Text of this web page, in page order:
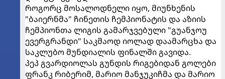
როგორც მოსალოდნელი იყო, მიუნხენის
"ბაიერნმა" ჩინეთის ჩემპიონატის და აზიის
ჩემპიონთა ლიგის გამარჯვებული "გუანჯოუ
ევერგრანდი" საკმაოდ იოლად დაამარცხა და
საკლუბო მუნდიალის ფინალში გავიდა.
პეპ გვარდიოლას გუნდის რიგებიდან გოლები
ფრანკ რიბერიმ, მარიო მანჯუკიჩმა და მარიო